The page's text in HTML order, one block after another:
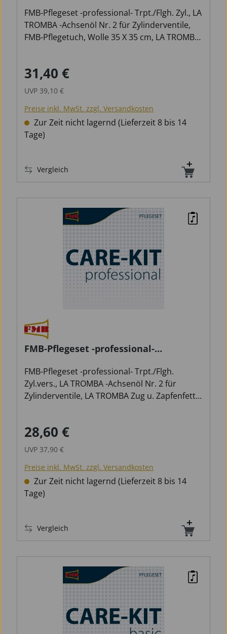
FMB-Pflegeset -professional- Trpt./Flgh. Zyl., LA
TROMBA -Achsenöl Nr. 2 für Zylinderventile,
FMB-Pflegetuch, Wolle 35 X 35 cm, LA TROMBA
Trompete
Verkaufspreis:
31,40 €
UVP 39,10 €
Preise inkl. MwSt. zzgl. Versandkosten
Zur Zeit nicht lagernd (Lieferzeit 8 bis 14
Tage)
Vergleich
FMB-Pflegeset -professional-
FMB-Pflegeset -professional- Trpt./Flgh.
Zyl.vers., LA TROMBA -Achsenöl Nr. 2 für
Zylinderventile, LA TROMBA Zug u. Zapfenfett,
Verkaufspreis:
28,60 €
UVP 37,90 €
Preise inkl. MwSt. zzgl. Versandkosten
Zur Zeit nicht lagernd (Lieferzeit 8 bis 14
Tage)
Vergleich